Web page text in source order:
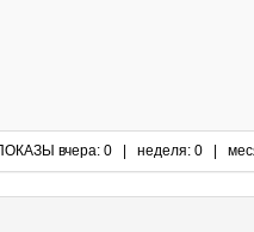
вчера: 0 | неделя: 0 |